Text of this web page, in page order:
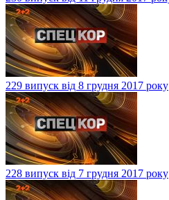
229 випуск від 8 грудня 2017 року
228 випуск від 7 грудня 2017 року